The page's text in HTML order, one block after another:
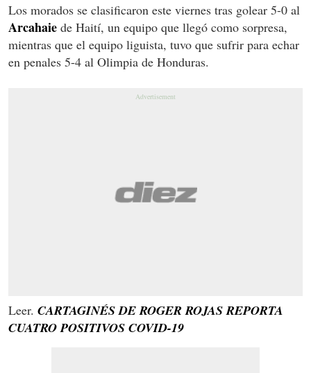
Los morados se clasificaron este viernes tras golear 5-0 al
Arcahaie de Haití, un equipo que llegó como sorpresa,
mientras que el equipo liguista, tuvo que sufrir para echar
en penales 5-4 al Olimpia de Honduras.
Leer. CARTAGINÉS DE ROGER ROJAS REPORTA
CUATRO POSITIVOS COVID-19